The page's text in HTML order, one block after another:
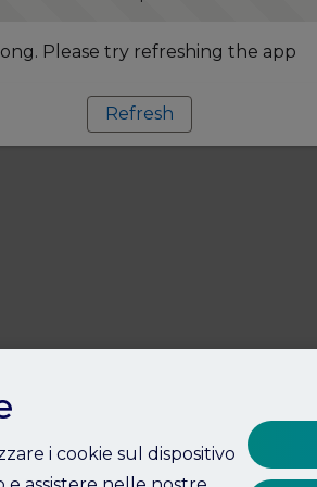
Please try refreshing the app
Refresh
i cookie sul dispositivo